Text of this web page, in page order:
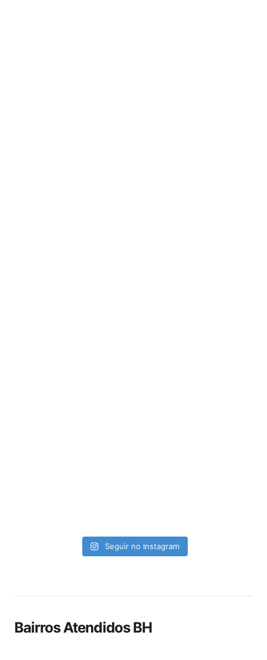
Seguir no Instagram
Bairros Atendidos BH